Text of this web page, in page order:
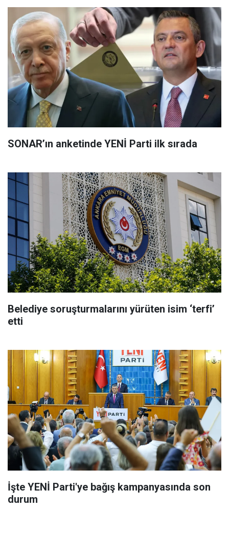
SONAR’ın anketinde YENİ Parti ilk sırada
Belediye soruşturmalarını yürüten isim ‘terfi’
etti
İşte YENİ Parti'ye bağış kampanyasında son
durum